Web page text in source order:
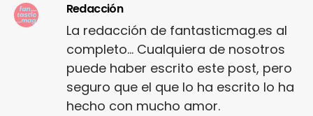
Redacción
La redacción de fantasticmag.es al
completo... Cualquiera de nosotros
puede haber escrito este post, pero
seguro que el que lo ha escrito lo ha
hecho con mucho amor.